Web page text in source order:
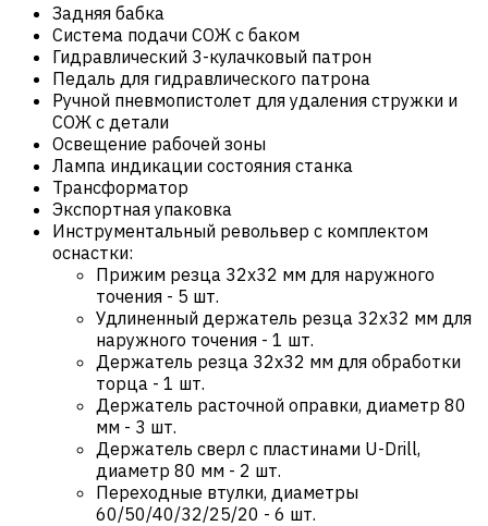
Задняя бабка
Система подачи СОЖ с баком
Гидравлический 3-кулачковый патрон
Педаль для гидравлического патрона
Ручной пневмопистолет для удаления стружки и
СОЖ с детали
Освещение рабочей зоны
Лампа индикации состояния станка
Трансформатор
Экспортная упаковка
Инструментальный револьвер с комплектом
оснастки:
Прижим резца 32х32 мм для наружного
точения - 5 шт.
Удлиненный держатель резца 32х32 мм для
наружного точения - 1 шт.
Держатель резца 32х32 мм для обработки
торца - 1 шт.
Держатель расточной оправки, диаметр 80
мм - 3 шт.
Держатель сверл с пластинами U-Drill,
диаметр 80 мм - 2 шт.
Переходные втулки, диаметры
60/50/40/32/25/20 - 6 шт.